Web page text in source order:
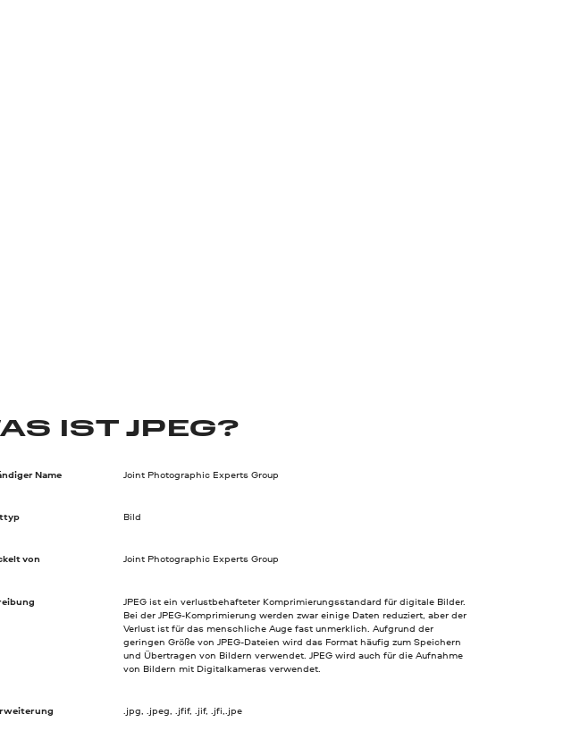
IST JPEG?
Name Joint Photographic Experts Group
Bild
von Joint Photographic Experts Group
JPEG ist ein verlustbehafteter Komprimierungsstandard für digitale Bilder.
Bei der JPEG-Komprimierung werden zwar einige Daten reduziert, aber der
Verlust ist für das menschliche Auge fast unmerklich. Aufgrund der
geringen Größe von JPEG-Dateien wird das Format häufig zum Speichern
und Übertragen von Bildern verwendet. JPEG wird auch für die Aufnahme
von Bildern mit Digitalkameras verwendet.
.jpg, .jpeg, .jfif, .jif, .jfi,.jpe